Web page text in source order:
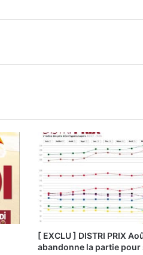
[ EXCLU ] DISTRI PRIX
abandonne la partie pour